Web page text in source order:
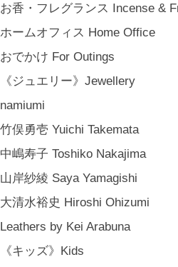
お香・フレグランス Incense &
ホームオフィス Home Office
おでかけ For Outings
《ジュエリー》Jewellery
namiumi
竹俣勇壱 Yuichi Takemata
中嶋寿子 Toshiko Nakajima
山岸紗綾 Saya Yamagishi
大清水裕史 Hiroshi Ohizumi
Leathers by Kei Arabuna
《キッズ》Kids